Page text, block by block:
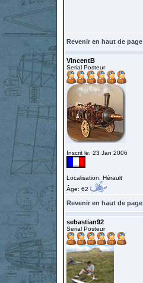
Revenir en haut de page
VincentB
Serial Posteur
Inscrit le: 23 Jan 2006
Localisation: Hérault
Âge: 62
Revenir en haut de page
sebastian92
Serial Posteur